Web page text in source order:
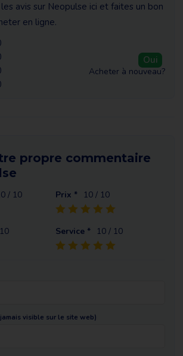
avis sur Neopulse ici et faites un bon
en ligne.
Oui
Acheter à nouveau?
propre commentaire
/ 10 Prix * 10 / 10
Service * 10 / 10
visible sur le site web)